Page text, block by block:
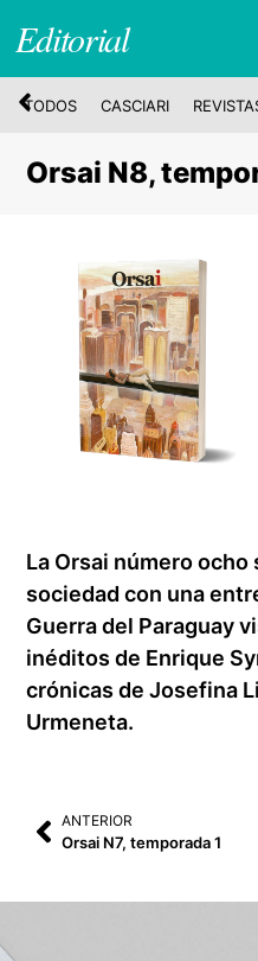
Editorial
TODOS CASCIARI
Orsai N8,
La Orsai número ocho
sociedad con una
Guerra del Paraguay
inéditos de Enrique
crónicas de Josefina
Urmeneta.
ANTERIOR
Orsai N7, temporada 1